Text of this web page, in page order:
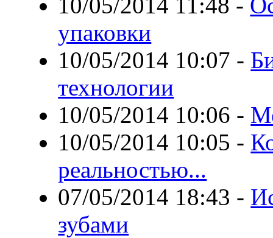
упаковки
10/05/2014 10:07 -
технологии
10/05/2014 10:06 -
10/05/2014 10:05 -
реальностью...
07/05/2014 18:43 -
зубами